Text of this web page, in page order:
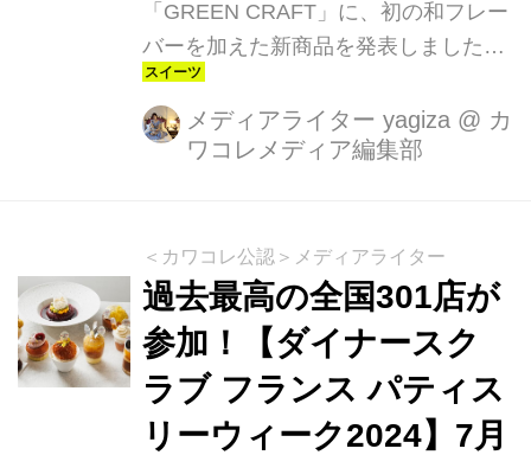
「GREEN CRAFT」に、初の和フレー
バーを加えた新商品を発表しました。
2024年9月3日（火）より期間限定で発
売されるミニカップ『ほうじ茶黒み
つ』は、香ばしいほうじ茶ととろりと
ッツならではの贅沢感のある味わいが
楽しめます。
メディアライター yagiza @ カ
ワコレメディア編集部
＜カワコレ公認＞メディアライター
過去最高の全国301店が
参加！【ダイナースク
ラブ フランス パティス
リーウィーク2024】7月